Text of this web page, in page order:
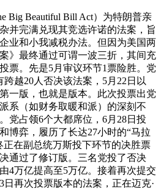
Beautiful Bill Act）为特朗普亲
并完满兑现其竞选许诺的法案，旨
业和小我减税办法。但因为美国两
》最终通过可谓一波三折，其间充
票。先是5月审议环节1票险胜。党
越20人否决该法案，5月22日以
一版，也就是版本。此次投票出党
系（如财务取暖和派）的深刻不
党占领6个大都席位，6月28日投
博弈，履历了长达27小时的“马拉
正在副总统万斯投下环节的决胜票
通过了修订版。三名党投了否决
4万亿提高至5万亿。接着再次提交
再次投票版本的法案，正在迈克·